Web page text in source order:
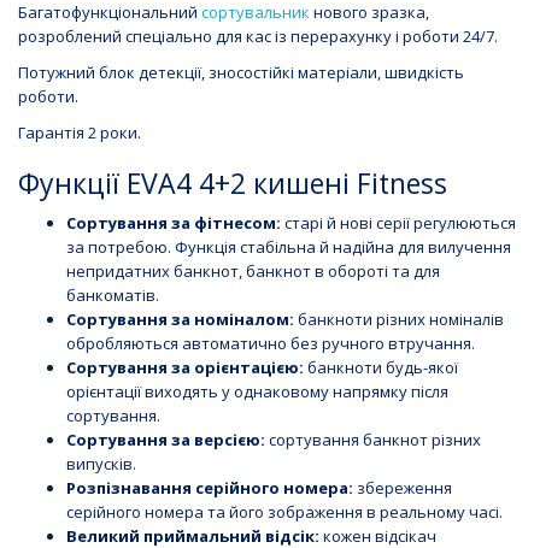
Багатофункціональний сортувальник нового зразка,
розроблений спеціально для кас із перерахунку і роботи 24/7.
Потужний блок детекції, зносостійкі матеріали, швидкість
роботи.
Гарантія 2 роки.
Функції EVA4 4+2 кишені Fitness
Сортування за фітнесом: старі й нові серії регулюються
за потребою. Функція стабільна й надійна для вилучення
непридатних банкнот, банкнот в обороті та для
банкоматів.
Сортування за номіналом: банкноти різних номіналів
обробляються автоматично без ручного втручання.
Сортування за орієнтацією: банкноти будь-якої
орієнтації виходять у однаковому напрямку після
сортування.
Сортування за версією: сортування банкнот різних
випусків.
Розпізнавання серійного номера: збереження
серійного номера та його зображення в реальному часі.
Великий приймальний відсік: кожен відсікач